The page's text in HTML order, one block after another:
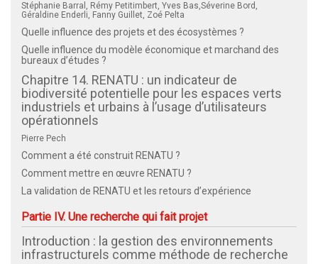
Stéphanie Barral, Rémy Petitimbert, Yves Bas,Séverine Bord,
Géraldine Enderli, Fanny Guillet, Zoé Pelta
Quelle influence des projets et des écosystèmes ?
Quelle influence du modèle économique et marchand des
bureaux d’études ?
Chapitre 14. RENATU : un indicateur de
biodiversité potentielle pour les espaces verts
industriels et urbains à l’usage d’utilisateurs
opérationnels
Pierre Pech
Comment a été construit RENATU ?
Comment mettre en œuvre RENATU ?
La validation de RENATU et les retours d’expérience
Partie IV. Une recherche qui fait projet
Introduction : la gestion des environnements
infrastructurels comme méthode de recherche